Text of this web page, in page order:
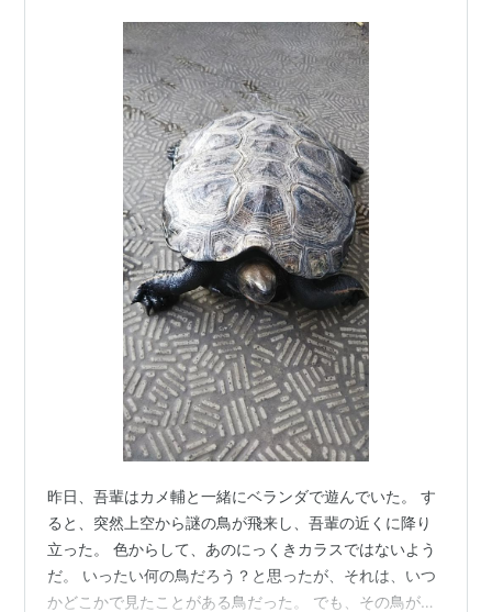
昨日、吾輩はカメ輔と一緒にベランダで遊んでいた。 す
ると、突然上空から謎の鳥が飛来し、吾輩の近くに降り
立った。 色からして、あのにっくきカラスではないよう
だ。 いったい何の鳥だろう？と思ったが、それは、いつ
かどこかで見たことがある鳥だった。 でも、その鳥がい